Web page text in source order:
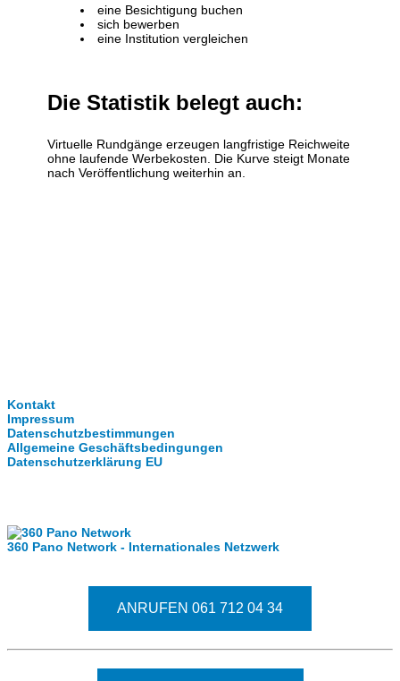
eine Besichtigung buchen
sich bewerben
eine Institution vergleichen
Die Statistik belegt auch:
Virtuelle Rundgänge erzeugen langfristige Reichweite
ohne laufende Werbekosten. Die Kurve steigt Monate
nach Veröffentlichung weiterhin an.
Kontakt
Impressum
Datenschutzbestimmungen
Allgemeine Geschäftsbedingungen
Datenschutzerklärung EU
360 Pano Network - Internationales Netzwerk
ANRUFEN 061 712 04 34